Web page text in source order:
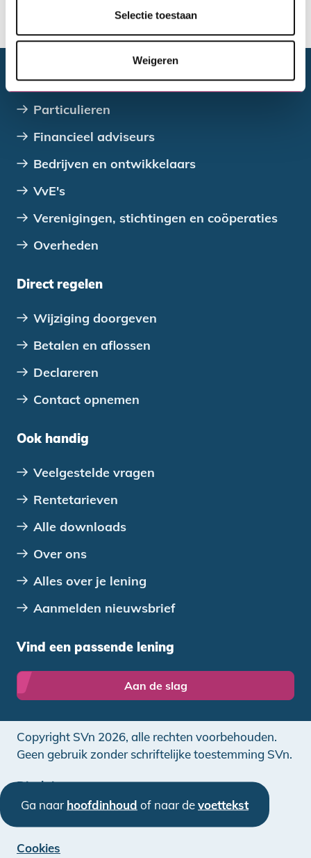
Selectie toestaan
Weigeren
De toewijzing van de gemeente
Doelgroepen
Particulieren
Financieel adviseurs
Bedrijven en ontwikkelaars
VvE's
Verenigingen, stichtingen en coöperaties
Overheden
Direct regelen
Wijziging doorgeven
Betalen en aflossen
Declareren
Contact opnemen
Ook handig
Veelgestelde vragen
Rentetarieven
Alle downloads
Over ons
Alles over je lening
Aanmelden nieuwsbrief
Vind een passende lening
Aan de slag
Copyright SVn 2026, alle rechten voorbehouden.
Geen gebruik zonder schriftelijke toestemming SVn.
Disclaimer
Cookies
Ga naar hoofdinhoud of naar devoettekst